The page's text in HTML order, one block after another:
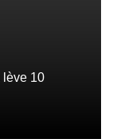
lève 10